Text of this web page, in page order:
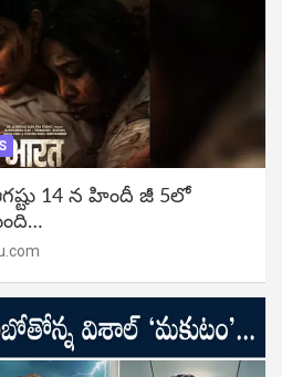
14 న హిందీ జీ 5లో